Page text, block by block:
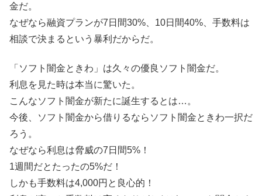
金だ。
なぜなら融資プランが7日間30%、10日間40%、手数料は
相談で決まるという暴利だからだ。
「ソフト闇金ときわ」は久々の優良ソフト闇金だ。
利息を見た時は本当に驚いた。
こんなソフト闇金が新たに誕生するとは…。
今後、ソフト闇金から借りるならソフト闇金ときわ一択だ
ろう。
なぜなら利息は脅威の7日間5%！
1週間だとたったの5%だ！
しかも手数料は4,000円と良心的！